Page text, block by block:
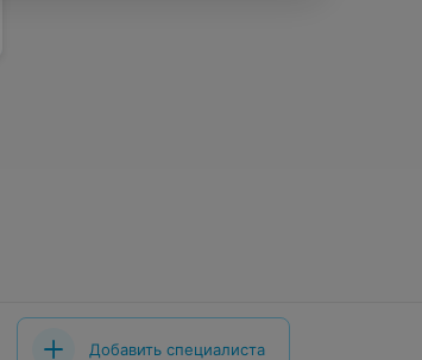
Добавить специалиста